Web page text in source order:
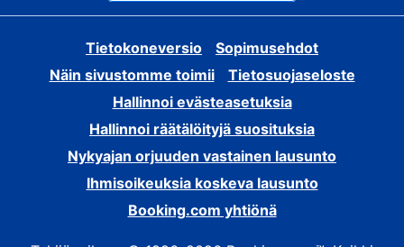
Tietokoneversio
Sopimusehdot
Näin sivustomme toimii
Tietosuojaseloste
Hallinnoi evästeasetuksia
Hallinnoi räätälöityjä suosituksia
Nykyajan orjuuden vastainen lausunto
Ihmisoikeuksia koskeva lausunto
Booking.com yhtiönä